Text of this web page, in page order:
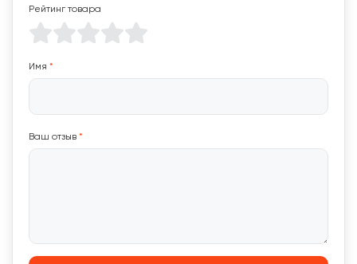
Рейтинг товара
Имя *
Ваш отзыв *